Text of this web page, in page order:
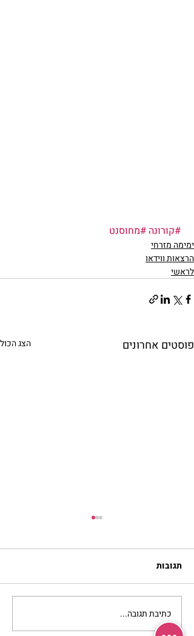
#קורונה #מחוסנט
ימימה מזרחי
הרצאות ווידאו
לראשי
פוסטים אחרונים הצג הכול
מתגעגעות לבית המפגש,
תגובות
כתיבת תגובה...